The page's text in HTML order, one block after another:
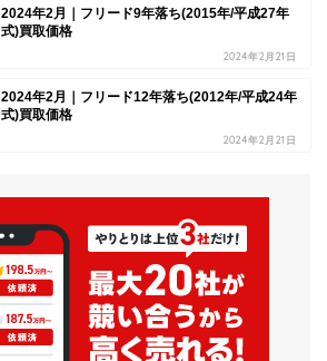
2024年2月｜フリード9年落ち(2015年/平成27年
式)買取価格
2024年2月21日
2024年2月｜フリード12年落ち(2012年/平成24年
式)買取価格
2024年2月21日